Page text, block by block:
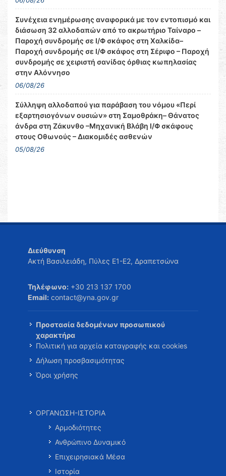
Συνέχεια ενημέρωσης αναφορικά με τον εντοπισμό και
διάσωση 32 αλλοδαπών από το ακρωτήριο Ταίναρο –
Παροχή συνδρομής σε Ι/Φ σκάφος στη Χαλκίδα–
Παροχή συνδρομής σε Ι/Φ σκάφος στη Σέριφο – Παροχή
συνδρομής σε χειριστή σανίδας όρθιας κωπηλασίας
στην Αλόννησο
06/08/26
Σύλληψη αλλοδαπού για παράβαση του νόμου «Περί
εξαρτησιογόνων ουσιών» στη Σαμοθράκη– Θάνατος
άνδρα στη Ζάκυνθο –Μηχανική Βλάβη Ι/Φ σκάφους
στους Οθωνούς – Διακομιδές ασθενών
05/08/26
Διεύθυνση
Ακτή Βασιλειάδη, Πύλες Ε1-Ε2, Δραπετσώνα
Τηλέφωνο: +30 213 137 1700
Email: contact@yna.gov.gr
Προστασία δεδομένων προσωπικού
χαρακτήρα
Πολιτική για αρχεία καταγραφής και cookies
Δήλωση προσβασιμότητας
Όροι χρήσης
ΟΡΓΑΝΩΣΗ-ΙΣΤΟΡΙΑ
Αρμοδιότητες
Ανθρώπινο Δυναμικό
Επιχειρησιακά Μέσα
Ιστορία